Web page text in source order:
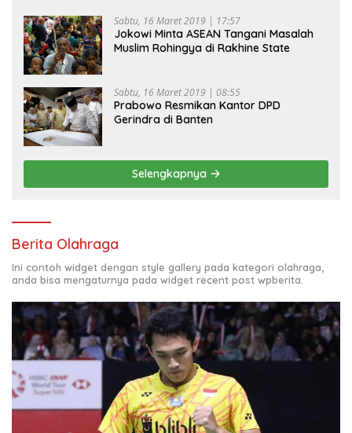
Sabtu, 16 Maret 2019 | 17:57
Jokowi Minta ASEAN Tangani Masalah
Muslim Rohingya di Rakhine State
Sabtu, 16 Maret 2019 | 08:55
Prabowo Resmikan Kantor DPD
Gerindra di Banten
Selengkapnya
Berita Olahraga
Ini contoh widget dengan style gallery pada kategori olahraga,
anda bisa mengaturnya pada widget recent post wpberita.